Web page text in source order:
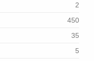
2
450
35
5